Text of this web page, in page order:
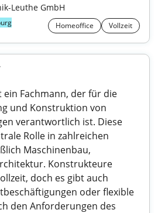
Leuthe GmbH
Homeoffice Vollzeit
Fachmann, der für die
und Konstruktion von
verantwortlich ist. Diese
Rolle in zahlreichen
Maschinenbau,
Konstrukteure
doch es gibt auch
oder flexible
den Anforderungen des